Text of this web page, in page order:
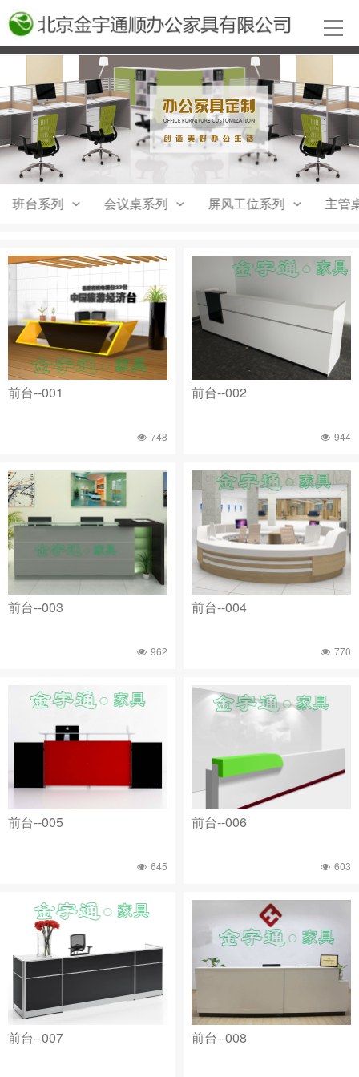
班台系列 会议桌系列 屏风工位系列 主管
前台--001
748
前台--002
944
前台--003
962
前台--004
770
前台--005
645
前台--006
603
前台--007 前台--008